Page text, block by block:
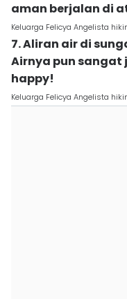
aman berjalan di
Keluarga Felicya Angelista
7. Aliran air di
Airnya pun sangat
happy!
Keluarga Felicya Angelista